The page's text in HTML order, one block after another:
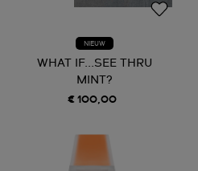
NIEUW
WHAT IF...SEE THRU
MINT?
€ 100,00